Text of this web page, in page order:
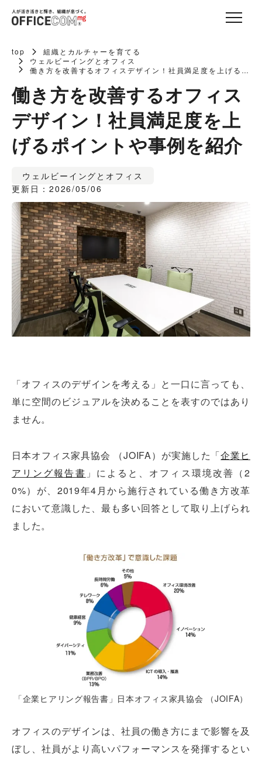
top
組織とカルチャーを育てる
ウェルビーイングとオフィス
働き方を改善するオフィスデザイン！社員満足度を上げるポ
働き方を改善するオフィス
デザイン！社員満足度を上
げるポイントや事例を紹介
ウェルビーイングとオフィス
更新日：2026/05/06
「オフィスのデザインを考える」と一口に言っても、
単に空間のビジュアルを決めることを表すのではあり
ません。
日本オフィス家具協会 （JOIFA）が実施した「企業ヒ
アリング報告書 」によると、オフィス環境改善（2
0%）が、2019年4月から施行されている働き方改革
において意識した、最も多い回答として取り上げられ
ました。
「企業ヒアリング報告書」日本オフィス家具協会 （JOIFA）
オフィスのデザインは、社員の働き方にまで影響を及
ぼし、社員がより高いパフォーマンスを発揮するとい